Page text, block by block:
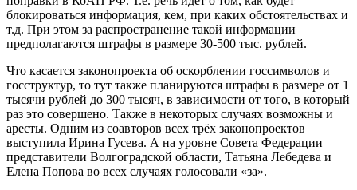
блокироваться информация, кем, при каких обстоятельствах и
т.д. При этом за распространение такой информации
предполагаются штрафы в размере 30-500 тыс. рублей.
Что касается законопроекта об оскорблении госсимволов и
госструктур, то тут также планируются штрафы в размере от 1
тысячи рублей до 300 тысяч, в зависимости от того, в который
раз это совершено. Также в некоторых случаях возможны и
аресты. Одним из соавторов всех трёх законопроектов
выступила Ирина Гусева. А на уровне Совета Федерации
представители Волгоградской области, Татьяна Лебедева и
Елена Попова во всех случаях голосовали «за».